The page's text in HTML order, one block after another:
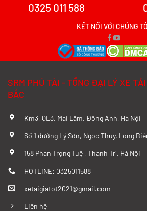
Xe tải SRM T20A
Nên xuống tiền
Xem chi tiết >>
K01S Từ A–Z
So sánh chi tiết
Đánh giá chi tiết
0325 011 588
KẾT NỐI VỚI CHÚNG
SRM PHÚ TÀI - TỔNG ĐẠI LÝ XE TẢI
BẮC
Km3, QL3, Mai Lâm, Đông Anh, Hà Nội
Số 1 đường Lý Sơn, Ngọc Thụy, Long
158 Phan Trọng Tuệ , Thanh Trì, Hà Nội
HOTLINE: 0325011588
xetaigiatot2021@gmail.com
Liên hệ